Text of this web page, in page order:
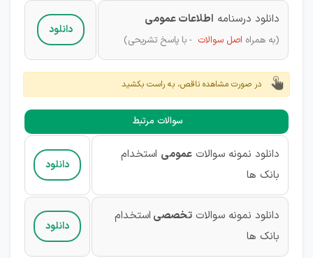
دانلود درسنامه اطلاعات عمومی
(به همراه اصل سوالات - با پاسخ تشریحی)
دانلود
در صورت مشاهده ناقص، به راست بکشید
سوالات مرتبط
دانلود نمونه سوالات عمومی استخدام
بانک ها
دانلود
دانلود نمونه سوالات تخصصی استخدام
بانک ها
دانلود